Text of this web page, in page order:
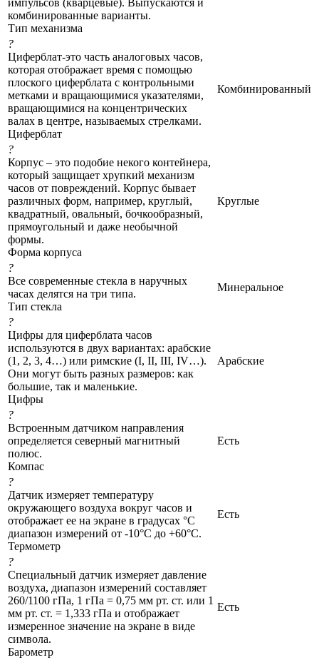
комбинированные варианты.
Тип механизма
?
Циферблат-это часть аналоговых часов,
которая отображает время с помощью
плоского циферблата с контрольными
метками и вращающимися указателями,
вращающимися на концентрических
валах в центре, называемых стрелками.
Циферблат
Комбинированный
?
Корпус – это подобие некого контейнера,
который защищает хрупкий механизм
часов от повреждений. Корпус бывает
различных форм, например, круглый,
квадратный, овальный, бочкообразный,
прямоугольный и даже необычной
формы.
Форма корпуса
Круглые
?
Все современные стекла в наручных
часах делятся на три типа.
Тип стекла
Минеральное
?
Цифры для циферблата часов
используются в двух вариантах: арабские
(1, 2, 3, 4…) или римские (I, II, III, IV…).
Они могут быть разных размеров: как
большие, так и маленькие.
Цифры
Арабские
?
Встроенным датчиком направления
определяется северный магнитный
полюс.
Компас
Есть
?
Датчик измеряет температуру
окружающего воздуха вокруг часов и
отображает ее на экране в градусах °C
диапазон измерений от -10°C до +60°C.
Термометр
Есть
?
Специальный датчик измеряет давление
воздуха, диапазон измерений составляет
260/1100 гПа, 1 гПа = 0,75 мм рт. ст. или 1
мм рт. ст. = 1,333 гПа и отображает
измеренное значение на экране в виде
символа.
Барометр
Есть